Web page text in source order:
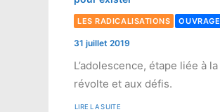
LES RADICALISATIONS OUVRAGE
31 juillet 2019
L’adolescence, étape liée à la
révolte et aux défis.
LIRE LA SUITE